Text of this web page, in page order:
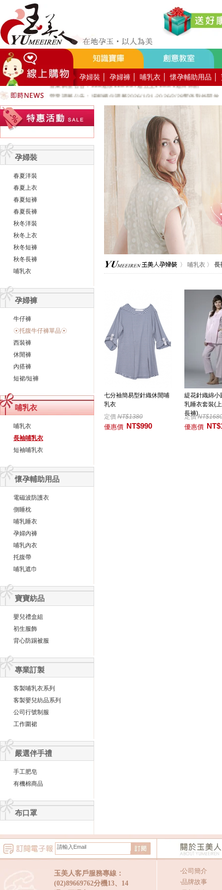
孕婦裝 孕婦褲 哺乳衣 懷孕輔助用品
好YUN香隨束口袋DIY2026-8月活動報名
營業調整公告：員工教育訓練115.8.1週六全館不對外開放
營業調整公告：115.7.18週六至115.7.19週日休館
營業調整公告：端午連假115.6.19週五至115.6.21週日休館
營業調整公告：五一勞動節連假115.5.1週五至115.5.4週一休館
營業調整公告：兒童節/清明連假115.4.3週五至115.4.6週一休館
營業調整公告：228連假115.2.27週五至115.3.1週日休館
營業調整公告：場館櫃位調整2026/1/31-2026/2/28暫停對外開放
公司總機服務專線02-89669762
玉美人，竭誠歡迎您的加入~新加入會員送購物金100元~
玉美人.板橋門市.觀光工廠歡迎大家使用國民旅遊卡消費!
孕婦裝
春夏洋裝
春夏上衣
春夏短褲
春夏長褲
秋冬洋裝
秋冬上衣
秋冬短褲
秋冬長褲
哺乳衣
孕婦褲
牛仔褲
☉托腹牛仔褲單品☉
西裝褲
休閒褲
內搭褲
短裙/短褲
哺乳衣
哺乳衣
長袖哺乳衣
短袖哺乳衣
懷孕輔助用品
電磁波防護衣
側睡枕
哺乳睡衣
孕婦內褲
哺乳內衣
托腹帶
哺乳遮巾
寶寶紡品
嬰兒禮盒組
初生服飾
背心防踢被服
專業訂製
客製哺乳衣系列
客製嬰兒紡品系列
公司行號制服
工作圍裙
嚴選伴手禮
手工肥皂
有機棉商品
布口罩
〉 哺乳衣 〉 長
七分袖簡易型針織休閒哺
乳衣
定價 NT$1380
優惠價 NT$990
緹花針織綿小
乳睡衣套裝(
長褲)
定價
優惠價
玉美人客戶服務專線：
(02)89669762分機13、14
‧公司簡介
‧品牌故事